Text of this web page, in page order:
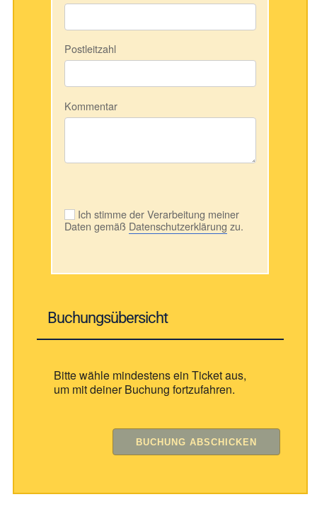
Postleitzahl
Kommentar
Ich stimme der Verarbeitung meiner
Daten gemäß Datenschutzerklärung zu.
Buchungsübersicht
Bitte wähle mindestens ein Ticket aus,
um mit deiner Buchung fortzufahren.